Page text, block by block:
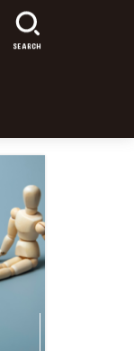
SEARCH